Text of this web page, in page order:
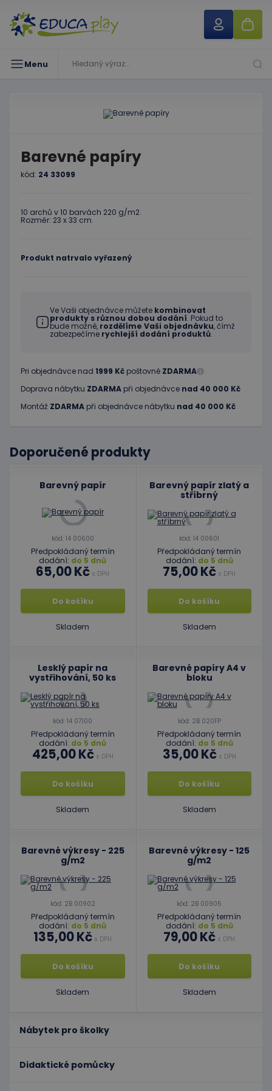
Menu
Nábytek pro školky
Didaktické pomůcky
Barevné papíry
kód: 24 33099
10 archů v 10 barvách 220 g/m2.
Rozměr: 23 x 33 cm.
Produkt natrvalo vyřazený
Ve Vaši objednávce můžete kombinovat
produkty s různou dobou dodání. Pokud to
bude možné, rozdělíme Vaši objednávku, čímž
zabezpečíme rychlejší dodání produktů.
Pri objednávce nad 1999 Kč poštovné ZDARMA
Doprava nábytku ZDARMA při objednávce nad 40 000 Kč
Montáž ZDARMA při objednávce nábytku nad 40 000 Kč
Doporučené produkty
Barevný papír
kód: 14 00600
Předpokládaný termín
dodání: do 5 dnů
65,00 Kč s DPH
Do košíku
Skladem
Barevný papír zlatý a
stříbrný
kód: 14 00601
Předpokládaný termín
dodání: do 5 dnů
75,00 Kč s DPH
Do košíku
Skladem
Lesklý papír na
vystřihování, 50 ks
kód: 14 07100
Předpokládaný termín
dodání: do 5 dnů
425,00 Kčs DPH
Do košíku
Skladem
Barevné papíry A4 v
bloku
kód: 2B 020FP
Předpokládaný termín
dodání: do 5 dnů
35,00 Kčs DPH
Do košíku
Skladem
Barevné výkresy - 225
g/m2
kód: 2B 00902
Předpokládaný termín
dodání: do 5 dnů
135,00 Kč s DPH
Do košíku
Skladem
Barevné výkresy - 125
g/m2
kód: 2B 00905
Předpokládaný termín
dodání: do 5 dnů
79,00 Kč s DPH
Do košíku
Skladem